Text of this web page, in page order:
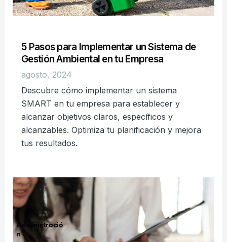
5 Pasos para Implementar un Sistema de
Gestión Ambiental en tu Empresa
agosto, 2024
Descubre cómo implementar un sistema
SMART en tu empresa para establecer y
alcanzar objetivos claros, específicos y
alcanzables. Optimiza tu planificación y mejora
tus resultados.
Administració
n